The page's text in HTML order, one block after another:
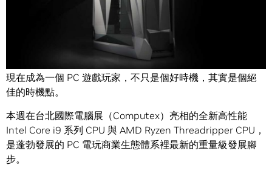
Intel Core i9 與 AMD Ryzen Threadripper 兩款 CPU，現加
入 NVIDIA Battlebox PC GeForce GTX 系統建置者計畫的陣
現在成為一個 PC 遊戲玩家，不只是個好時機，其實是個絕
佳的時機點。
本週在台北國際電腦展（Computex）亮相的全新高性能
Intel Core i9 系列 CPU 與 AMD Ryzen Threadripper CPU，
是蓬勃發展的 PC 電玩商業生態體系裡最新的重量級發展腳
步。